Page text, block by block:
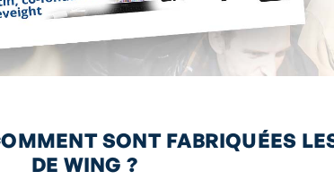
SONT FABRIQUÉES
DE WING ?